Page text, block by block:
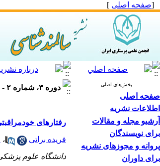
[صفحه اصلی ]
بخش‌های اصلی
صفحه اصلی
اطلاعات نشریه
آرشیو مجله و مقالات
برای نویسندگان
پروانه و مجوزهای نشریه
برای داوران
دوره ۳، شماره ۲ - ( تابستان ۱۳۹۷ )
رفتارهای
فریده براتی ،
دانشگاه علوم پزشکی